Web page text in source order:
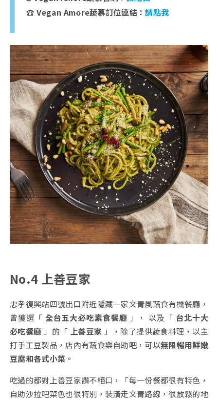
☎️ Vegan Amore蔬慕訂位連結：請點我
No.4 上善豆家
忠孝復興站四號出口附近隱藏一家文青風蔬食有機餐廳，
曾獲選「 全台五大必吃素食餐廳 」， 以及「 台北十大
必吃餐廳 」的「 上善豆家 」，除了提供蔬食料理，以主
打手工豆製品，店內有蔬食樂自助吧，可以無限暢用鮮嫩
豆腐和各式小菜 。
吃過的都對上善豆家讚不絕口，「每一份餐都很有特色，
自助沙拉吧菜色也很特別，裝潢走文青路線，很放鬆的地